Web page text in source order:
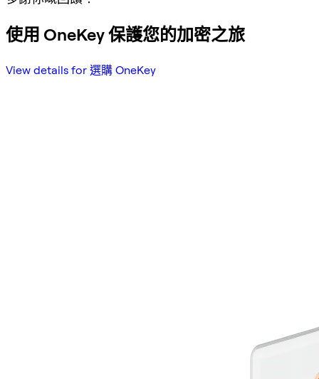
使用 OneKey 保護您的加密之旅
View details for 選購 OneKey